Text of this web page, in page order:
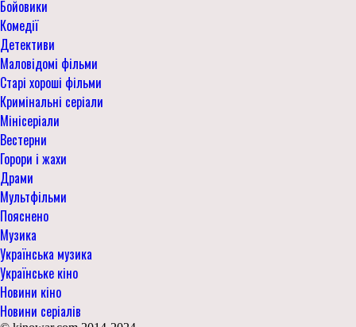
Бойовики
Комедії
Детективи
Маловідомі фільми
Старі хороші фільми
Кримінальні серіали
Мінісеріали
Вестерни
Горори і жахи
Драми
Мультфільми
Пояснено
Музика
Українська музика
Українське кіно
Новини кіно
Новини серіалів